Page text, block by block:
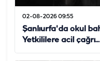
02-08-2026 09:55
Şanlıurfa'da okul
Yetkililere acil çağrı...